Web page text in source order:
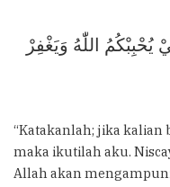
يُحْبِبْكُمُ اللّٰهُ وَيَغْفِرْ
“Katakanlah; jika
maka ikutilah aku.
Allah akan